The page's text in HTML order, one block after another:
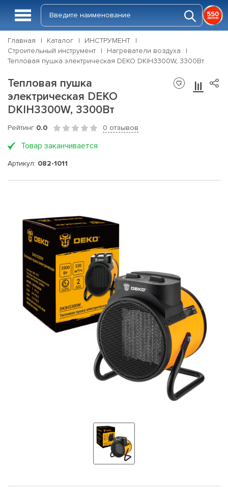
Главная Каталог
ИНСТРУМЕНТ
Строительный инструмент
Нагреватели воздуха
Тепловая пушка электрическая DEKO DKIH3300W, 3300Вт
Тепловая пушка
электрическая DEKO
DKIH3300W, 3300Вт
Рейтинг 0.0 0 отзывов
Товар заканчивается
Артикул: 082-1011